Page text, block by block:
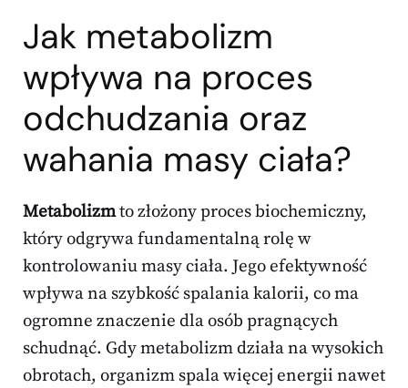
Jak metabolizm
wpływa na proces
odchudzania oraz
wahania masy ciała?
Metabolizmto złożony proces biochemiczny,
który odgrywa fundamentalną rolę w
kontrolowaniu masy ciała. Jego efektywność
wpływa na szybkość spalania kalorii, co ma
ogromne znaczenie dla osób pragnących
schudnąć. Gdy metabolizm działa na wysokich
obrotach, organizm spala więcej energii nawet